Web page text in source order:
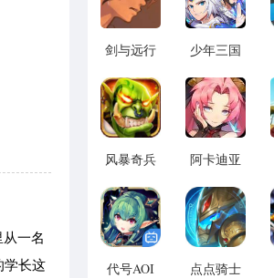
一名
学长这
剑与远行
版 vv1.14
少年三国
宝版最新
版 vv5.3.9
风暴奇兵
阿卡迪亚
代号AOI
点点骑士